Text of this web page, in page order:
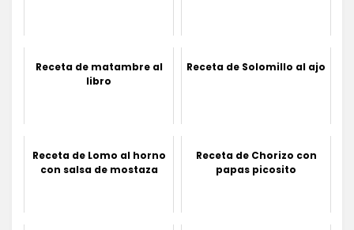
Receta de matambre al
libro
Receta de Solomillo al ajo
Receta de Lomo al horno
con salsa de mostaza
Receta de Chorizo con
papas picosito